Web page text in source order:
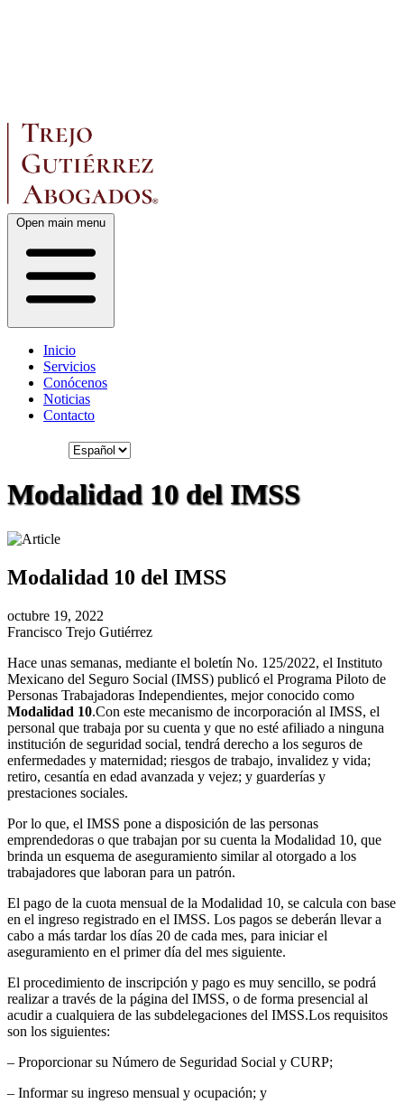
Open main menu
Inicio
Servicios
Conócenos
Noticias
Contacto
Modalidad 10 del IMSS
Modalidad 10 del IMSS
octubre 19, 2022
Francisco Trejo Gutiérrez
Hace unas semanas, mediante el boletín No. 125/2022, el Instituto
Mexicano del Seguro Social (IMSS) publicó el Programa Piloto de
Personas Trabajadoras Independientes, mejor conocido como
Modalidad 10.Con este mecanismo de incorporación al IMSS, el
personal que trabaja por su cuenta y que no esté afiliado a ninguna
institución de seguridad social, tendrá derecho a los seguros de
enfermedades y maternidad; riesgos de trabajo, invalidez y vida;
retiro, cesantía en edad avanzada y vejez; y guarderías y
prestaciones sociales.
Por lo que, el IMSS pone a disposición de las personas
emprendedoras o que trabajan por su cuenta la Modalidad 10, que
brinda un esquema de aseguramiento similar al otorgado a los
trabajadores que laboran para un patrón.
El pago de la cuota mensual de la Modalidad 10, se calcula con base
en el ingreso registrado en el IMSS. Los pagos se deberán llevar a
cabo a más tardar los días 20 de cada mes, para iniciar el
aseguramiento en el primer día del mes siguiente.
El procedimiento de inscripción y pago es muy sencillo, se podrá
realizar a través de la página del IMSS, o de forma presencial al
acudir a cualquiera de las subdelegaciones del IMSS.Los requisitos
son los siguientes:
– Proporcionar su Número de Seguridad Social y CURP;
– Informar su ingreso mensual y ocupación; y